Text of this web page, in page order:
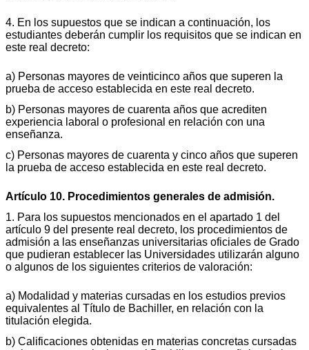
4. En los supuestos que se indican a continuación, los
estudiantes deberán cumplir los requisitos que se indican en
este real decreto:
a) Personas mayores de veinticinco años que superen la
prueba de acceso establecida en este real decreto.
b) Personas mayores de cuarenta años que acrediten
experiencia laboral o profesional en relación con una
enseñanza.
c) Personas mayores de cuarenta y cinco años que superen
la prueba de acceso establecida en este real decreto.
Artículo 10. Procedimientos generales de admisión.
1. Para los supuestos mencionados en el apartado 1 del
artículo 9 del presente real decreto, los procedimientos de
admisión a las enseñanzas universitarias oficiales de Grado
que pudieran establecer las Universidades utilizarán alguno
o algunos de los siguientes criterios de valoración:
a) Modalidad y materias cursadas en los estudios previos
equivalentes al Título de Bachiller, en relación con la
titulación elegida.
b) Calificaciones obtenidas en materias concretas cursadas